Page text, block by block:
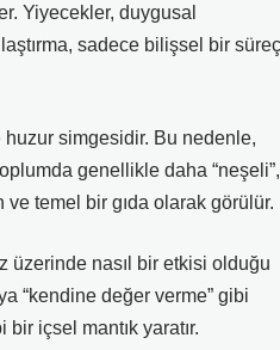
Yiyecekler, duygusal
sadece bilişsel bir süreç
simgesidir. Bu nedenle,
genellikle daha “neşeli”,
temel bir gıda olarak görülür.
üzerinde nasıl bir etkisi olduğu
“kendine değer verme” gibi
içsel mantık yaratır.